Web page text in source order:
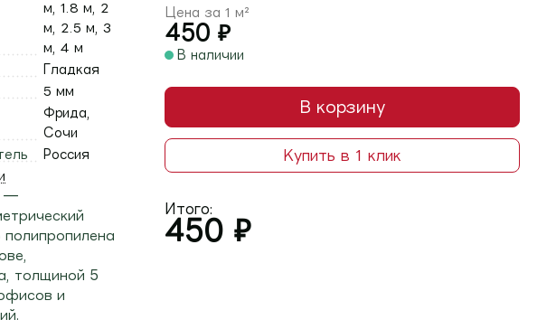
м, 1.8 м, 2
м, 2.5 м, 3
м, 4 м
Гладкая
5 мм
Фрида,
Сочи
Россия
—
полипропилена
толщиной 5
и
Цена за 1 м²
450 ₽
В наличии
В корзину
Купить в 1 клик
Итого:
450 ₽